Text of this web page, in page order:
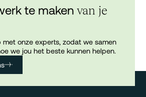
te makenvan je
onze experts, zodat we samen
we jou het beste kunnen helpen.